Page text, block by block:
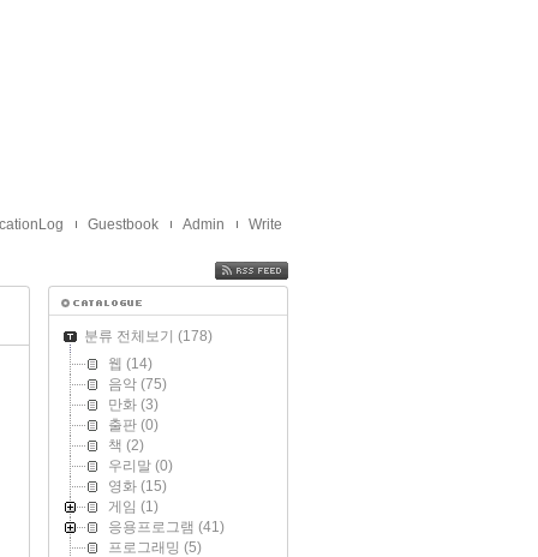
Guestbook Admin Write
FEED
분류 전체보기 (178)
웹 (14)
음악(75)
만화(3)
출판(0)
책 (2)
우리말(0)
영화(15)
게임 (1)
응용프로그램 (41)
프로그래밍 (5)